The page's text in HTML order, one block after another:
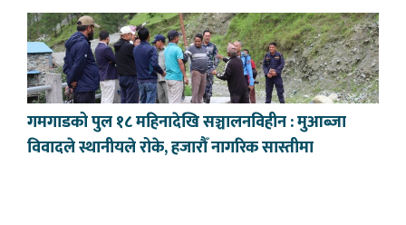
गमगाडको पुल १८ महिनादेखि सञ्चालनविहीन : मुआब्जा
विवादले स्थानीयले रोके, हजारौँ नागरिक सास्तीमा